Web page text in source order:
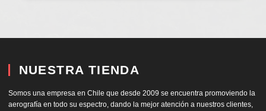
NUESTRA TIENDA
Somos una empresa en Chile que desde 2009 se encuentra promoviendo la
aerografía en todo su espectro, dando la mejor atención a nuestros clientes,